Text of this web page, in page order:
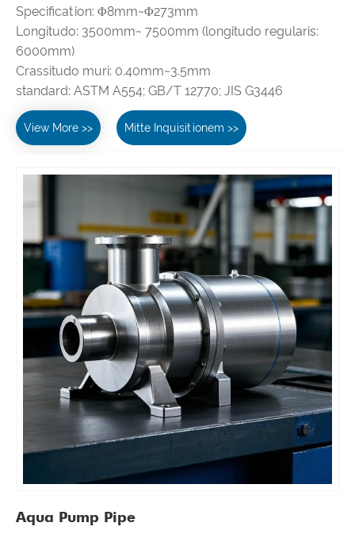
Specification: Φ8mm~Φ273mm
Longitudo: 3500mm~ 7500mm (longitudo regularis:
6000mm)
Crassitudo muri: 0.40mm~3.5mm
standard: ASTM A554; GB/T 12770; JIS G3446
View More >> Mitte Inquisitionem >>
Aqua Pump Pipe